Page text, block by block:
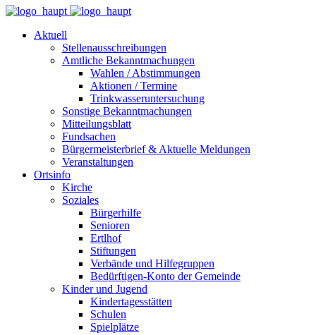
Aktuell
Stellenausschreibungen
Amtliche Bekanntmachungen
Wahlen / Abstimmungen
Aktionen / Termine
Trinkwasseruntersuchung
Sonstige Bekanntmachungen
Mitteilungsblatt
Fundsachen
Bürgermeisterbrief & Aktuelle Meldungen
Veranstaltungen
Ortsinfo
Kirche
Soziales
Bürgerhilfe
Senioren
Ertlhof
Stiftungen
Verbände und Hilfegruppen
Bedürftigen-Konto der Gemeinde
Kinder und Jugend
Kindertagesstätten
Schulen
Spielplätze